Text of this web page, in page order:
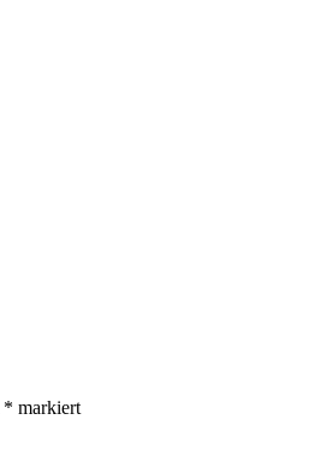
* markiert